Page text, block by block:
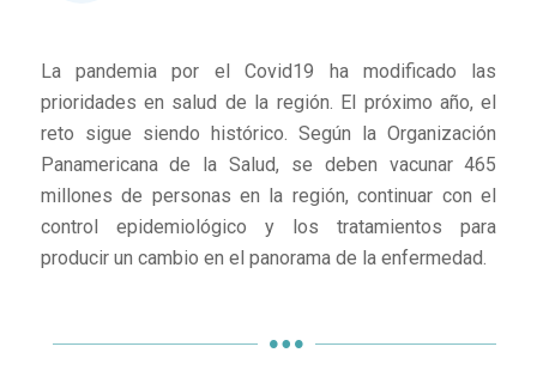
La pandemia por el Covid19 ha modificado las
prioridades en salud de la región. El próximo año, el
reto sigue siendo histórico. Según la Organización
Panamericana de la Salud, se deben vacunar 465
millones de personas en la región, continuar con el
control epidemiológico y los tratamientos para
producir un cambio en el panorama de la enfermedad.